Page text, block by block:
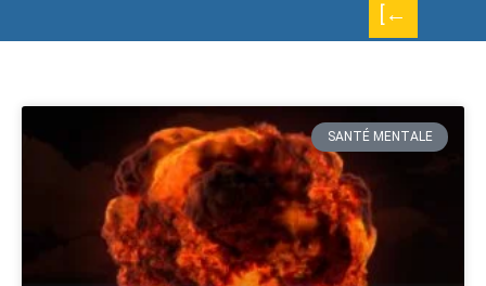
[←
SANTÉ MENTALE